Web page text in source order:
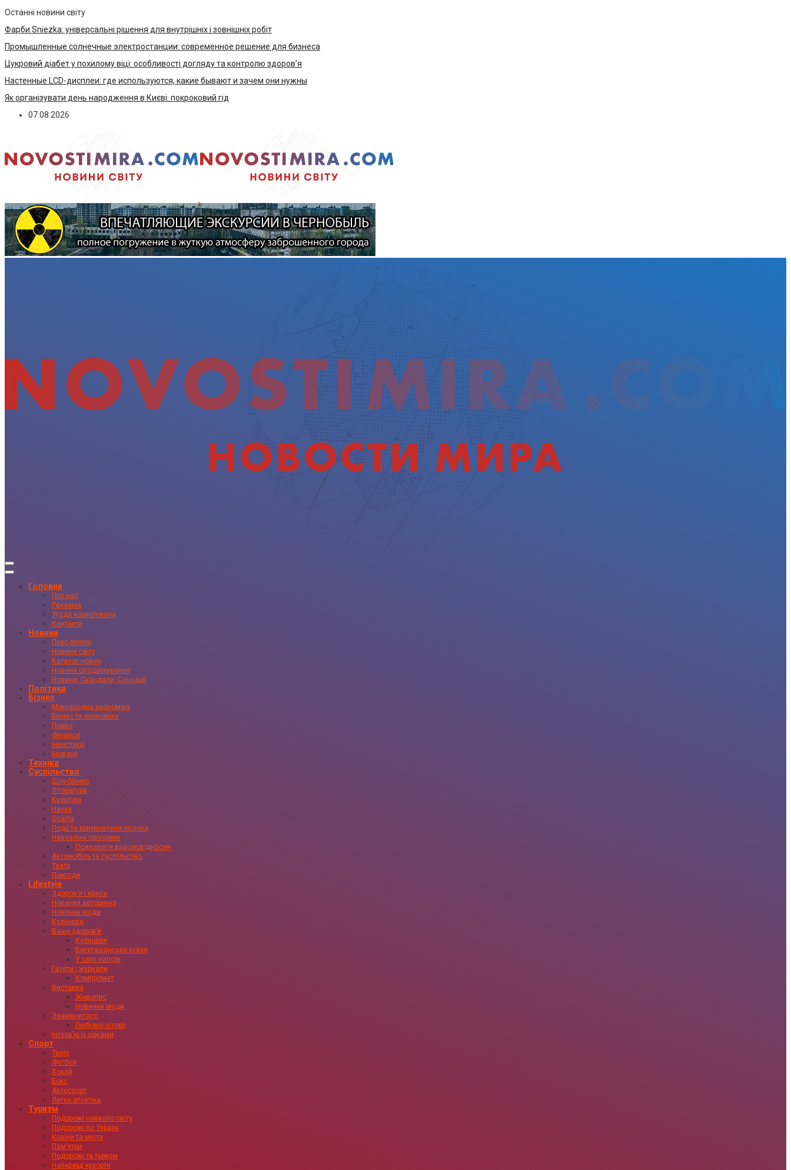
Останні новини світу
Фарби Sniezka: універсальні рішення для внутрішніх і зовнішніх робіт
Промышленные солнечные электростанции: современное решение для бизнеса
Цукровий діабет у похилому віці: особливості догляду та контролю здоров’я
Настенные LCD-дисплеи: где используются, какие бывают и зачем они нужны
Як організувати день народження в Києві: покроковий гід
07.08.2026
Головна
Про нас
Реклама
Угода користувача
Контакти
Новини
Прес-релізи
Новини світу
Каталог новин
Новини оподаткування
Новини, Скандали, Сенсації
Політика
Бізнес
Міжнародна економіка
Бізнес та економіка
Право
Фінанси
Інвестиції
Іновації
Техніка
Суспільство
Шоу-бізнес
Література
Культура
Наука
Освіта
Події та кримінальна хроніка
Навчальні програми
Психологія взаємовідносин
Автомобіль та суспільство
Театр
Пригоди
Lifestyle
Здоровʼя і краса
Новинки авторинку
Новинки моди
Кулінарія
Ваше здоровʼя
Кулінарія
Вегетаріанська кухня
У світі напоїв
Газети і журнали
Компромат
Виставка
Живопис
Новинки моди
Знаменитості
Любовні історії
Інтервʼю із зірками
Спорт
Теніс
Футбол
Хокей
Бокс
Автоспорт
Легка атлетіка
Туризм
Подорожі навколо світу
Подорожі по Україні
Країни та міста
Пам’ятки
Подорожі та туризм
Найкращі курорти